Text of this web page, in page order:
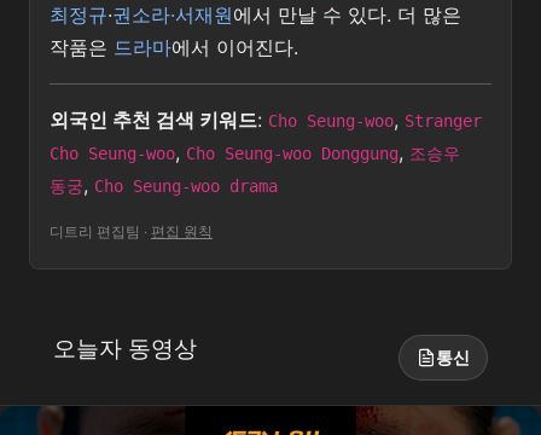
최정규·권소라·서재원에서 만날 수 있다. 더 많은
작품은 드라마에서 이어진다.
외국인 추천 검색 키워드: Cho Seung-woo, Stranger
Cho Seung-woo, Cho Seung-woo Donggung, 조승우
동궁, Cho Seung-woo drama
디트리 편집팀 · 편집 원칙
오늘자 동영상 통신